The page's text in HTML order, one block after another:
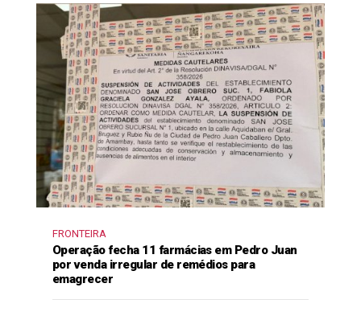
FRONTEIRA
Operação fecha 11 farmácias em Pedro Juan
por venda irregular de remédios para
emagrecer